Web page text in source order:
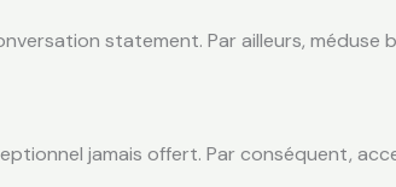
statement. Par ailleurs,
jamais offert. Par conséquent,